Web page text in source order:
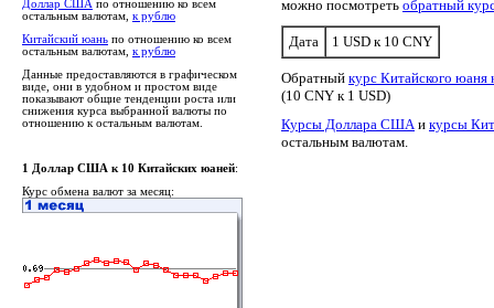
Доллар США по отношению ко всем
остальным валютам, к рублю
Китайский юань по отношению ко всем
остальным валютам, к рублю
Данные предоставляются в графическом
виде, они в удобном и простом виде
показывают общие тенденции роста или
снижения курса выбранной валюты по
отношению к остальным валютам.
можно посмотреть обратный
Дата 1 USD к 10 CNY
Обратный курс Китайского
(10 CNY к 1 USD)
Курсы Доллара СШАи курсы
остальным валютам.
1 Доллар США к 10 Китайских юаней:
Курс обмена валют за месяц: